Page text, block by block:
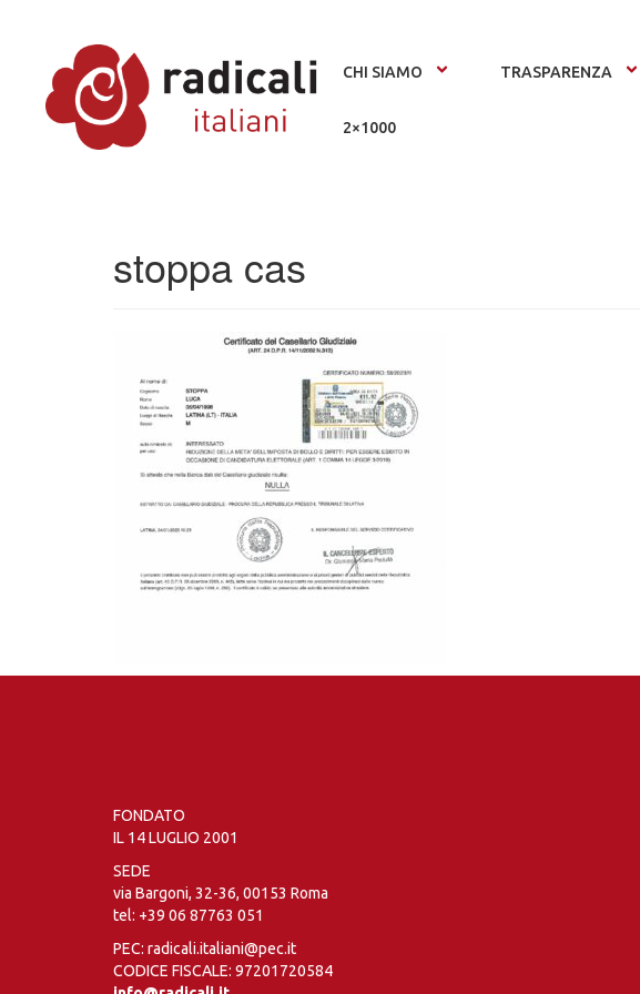
CHI SIAMO TRASPARENZA
2×1000
stoppa cas
FONDATO
IL 14 LUGLIO 2001
SEDE
via Bargoni, 32-36, 00153 Roma
tel: +39 06 87763 051
PEC: radicali.italiani@pec.it
CODICE FISCALE: 97201720584